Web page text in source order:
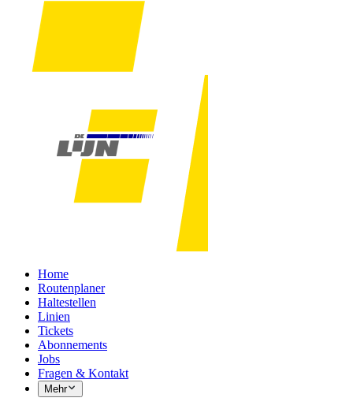
Home
Routenplaner
Haltestellen
Linien
Tickets
Abonnements
Jobs
Fragen & Kontakt
Mehr